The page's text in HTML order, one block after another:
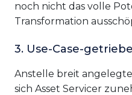
noch nicht das volle
Transformation
3. Use-Case-
Anstelle breit
sich Asset Servicer